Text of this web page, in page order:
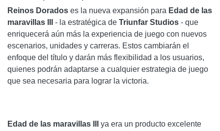
Reinos Dorados es la nueva expansión para Edad de las
maravillas III
- la estratégica de Triunfar Studios - que
enriquecerá aún más la experiencia de juego con nuevos
escenarios, unidades y carreras. Estos cambiarán el
enfoque del título y darán más flexibilidad a los usuarios,
quienes podrán adaptarse a cualquier estrategia de juego
que sea necesaria para lograr la victoria.
Edad de las maravillas III
ya era un producto excelente